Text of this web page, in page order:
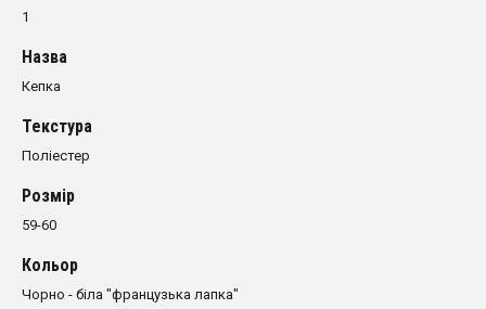
1
Назва
Кепка
Текстура
Поліестер
Розмiр
59-60
Кольор
Чорно - біла "французька лапка"